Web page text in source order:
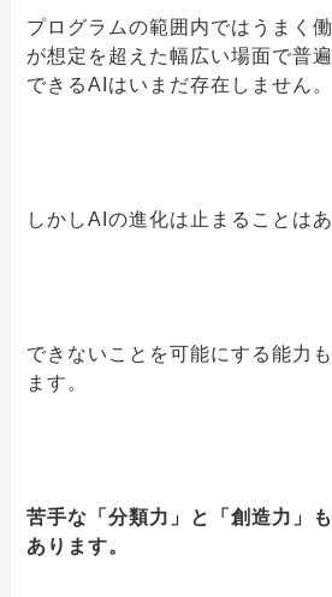
プログラムの範囲内ではうまく
が想定を超えた幅広い場面で普
できるAIはいまだ存在しません。
しかしAIの進化は止まることはあ
できないことを可能にする能力
ます。
苦手な「分類力」と「創造力」
あります。